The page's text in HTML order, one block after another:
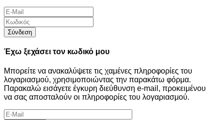
Σύνδεση
Έχω ξεχάσει τον κωδικό μου
Μπορείτε να ανακαλύψετε τις χαμένες πληροφορίες του
λογαριασμού, χρησιμοποιώντας την παρακάτω φόρμα.
Παρακαλώ εισάγετε έγκυρη διεύθυνση e-mail, προκειμένου
να σας αποσταλούν οι πληροφορίες του λογαριασμού.